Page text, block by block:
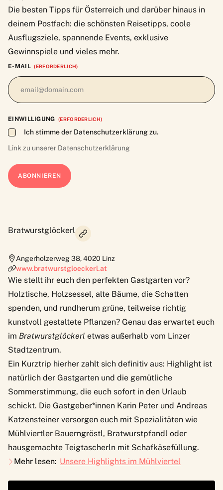
Die besten Tipps für Österreich und darüber hinaus in
deinem Postfach: die schönsten Reisetipps, coole
Ausflugsziele, spannende Events, exklusive
Gewinnspiele und vieles mehr.
E-MAIL (ERFORDERLICH)
EINWILLIGUNG (ERFORDERLICH)
Ich stimme der Datenschutzerklärung zu.
Link zu unserer Datenschutzerklärung
Bratwurstglöckerl
Angerholzerweg 38,4020 Linz
www.bratwurstgloeckerl.at
Wie stellt ihr euch den perfekten Gastgarten vor?
Holztische, Holzsessel, alte Bäume, die Schatten
spenden, und rundherum grüne, teilweise richtig
kunstvoll gestaltete Pflanzen? Genau das erwartet euch
im Bratwurstglöckerl etwas außerhalb vom Linzer
Stadtzentrum.
Ein Kurztrip hierher zahlt sich definitiv aus: Highlight ist
natürlich der Gastgarten und die gemütliche
Sommerstimmung, die euch sofort in den Urlaub
schickt. Die Gastgeber*innen Karin Peter und Andreas
Katzensteiner versorgen euch mit Spezialitäten wie
Mühlviertler Bauerngröstl, Bratwurstpfandl oder
hausgemachte Teigtascherln mit Schafkäsefüllung.
Mehr lesen: Unsere Highlights im Mühlviertel